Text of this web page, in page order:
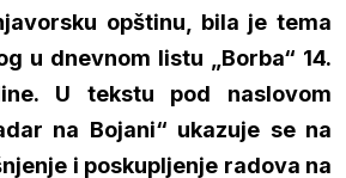
opštinu, bila je tema
u dnevnom listu „Borba“ 14.
U tekstu pod naslovom
na Bojani“ ukazuje se na
i poskupljenje radova na